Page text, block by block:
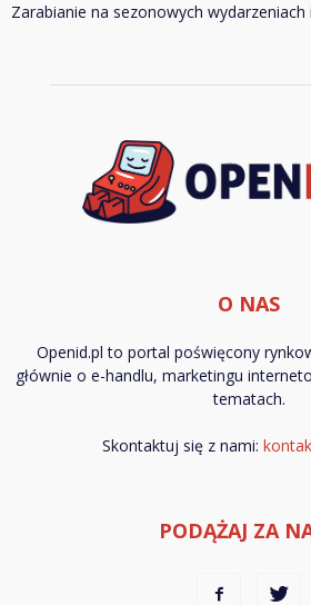
Zarabianie na sezonowych
O NAS
Openid.pl to portal poświęcony
głównie o e-handlu, marketingu
tematach.
Skontaktuj się z nami:
PODĄŻAJ ZA